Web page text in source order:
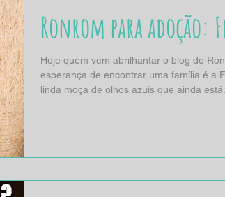
Ronrom para adoção:
Hoje quem vem abrilhantar o blog do
esperança de encontrar uma família é a
linda moça de olhos azuis que ainda está...